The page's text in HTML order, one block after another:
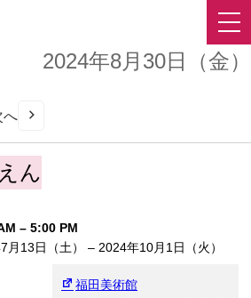
2024年8月30日（金）
へ
ん
– 5:00 PM
月13日（土）
– 2024年10月1日（火）
福田美術館